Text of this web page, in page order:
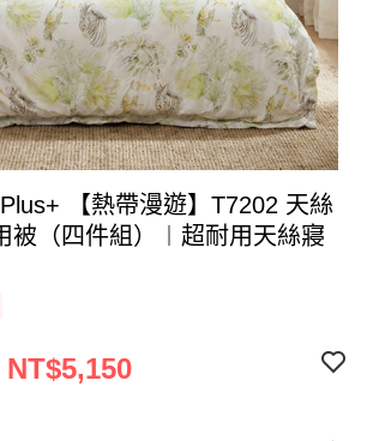
【熱帶漫遊】T7202 天絲
被（四件組）︱超耐用天絲寢